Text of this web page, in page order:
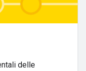
delle